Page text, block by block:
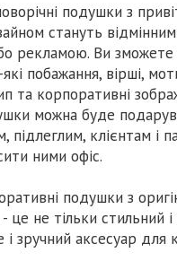
подушки з
стануть
рекламою. Ви зможете
побажання, вірші,
та корпоративні
можна буде
підлеглим, клієнтам і
ними офіс.
подушки з
це не тільки стильний і
і зручний аксесуар для